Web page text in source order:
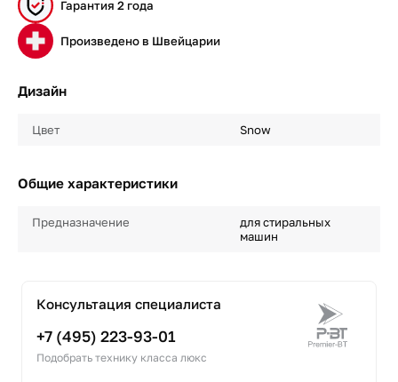
Гарантия 2 года
Произведено в Швейцарии
Дизайн
Цвет Snow
Общие характеристики
Предназначение
для стиральных
машин
Консультация специалиста
+7 (495) 223-93-01
Подобрать технику класса люкс